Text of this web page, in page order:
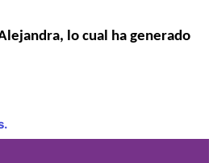
lo cual ha generado